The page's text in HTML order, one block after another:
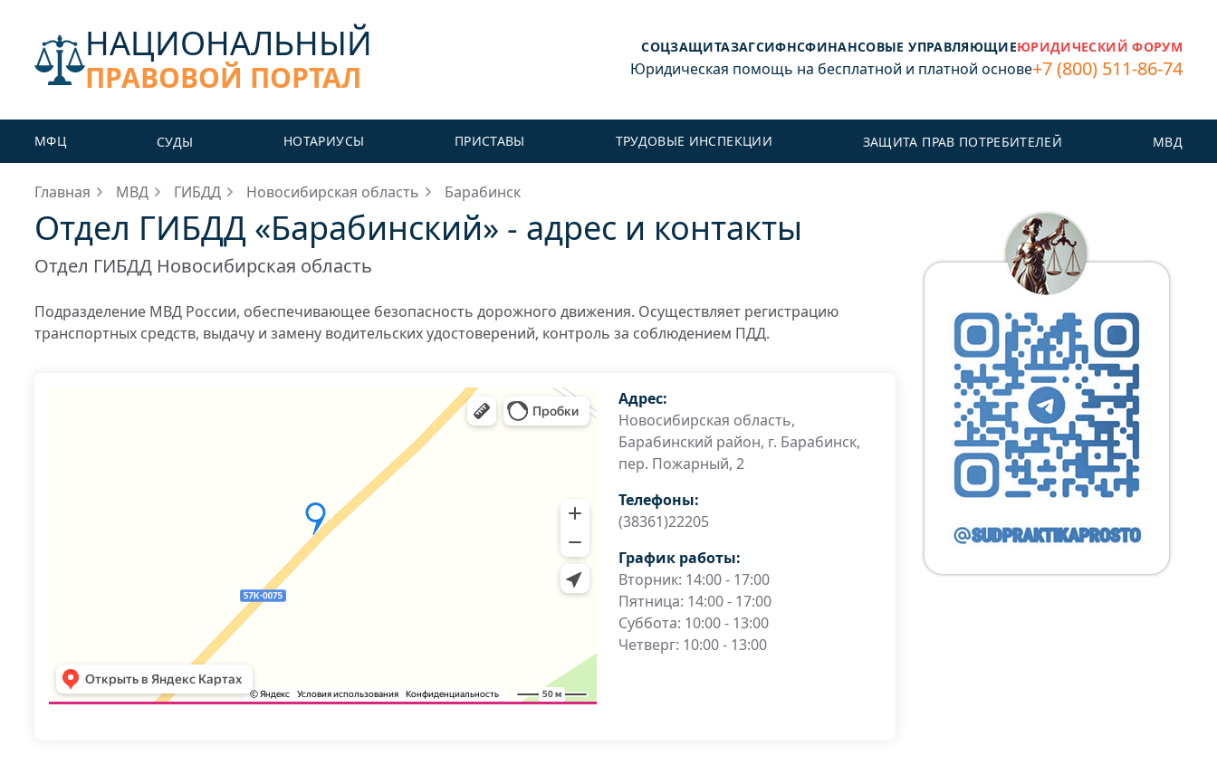
НАЦИОНАЛЬНЫЙ
ПРАВОВОЙ ПОРТАЛ
СОЦЗАЩИТАЗАГСИФНСФИНАНСОВЫЕ УПРАВЛЯЮЩИЕЮРИДИЧЕСКИЙ ФОРУМ
Юридическая помощь на бесплатной и платной основе+7 (800) 511-86-74
МФЦ СУДЫ НОТАРИУСЫ ПРИСТАВЫ ТРУДОВЫЕ ИНСПЕКЦИИ ЗАЩИТА ПРАВ ПОТРЕБИТЕЛЕЙ МВД
Главная МВД ГИБДД Новосибирская область Барабинск
Отдел ГИБДД «Барабинский» - адрес и контакты
Отдел ГИБДД Новосибирская область
Подразделение МВД России, обеспечивающее безопасность дорожного движения. Осуществляет регистрацию
транспортных средств, выдачу и замену водительских удостоверений, контроль за соблюдением ПДД.
Адрес:
Новосибирская область,
Барабинский район, г. Барабинск,
пер. Пожарный, 2
Телефоны:
(38361)22205
График работы:
Вторник: 14:00 - 17:00
Пятница: 14:00 - 17:00
Суббота: 10:00 - 13:00
Четверг: 10:00 - 13:00